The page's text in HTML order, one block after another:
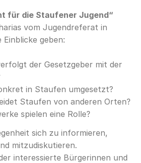
für die Staufener Jugend“
vom Jugendreferat in
geben:
der Gesetzgeber mit der
in Staufen umgesetzt?
Staufen von anderen Orten?
spielen eine Rolle?
sich zu informieren,
mitzudiskutieren.
interessierte Bürgerinnen und